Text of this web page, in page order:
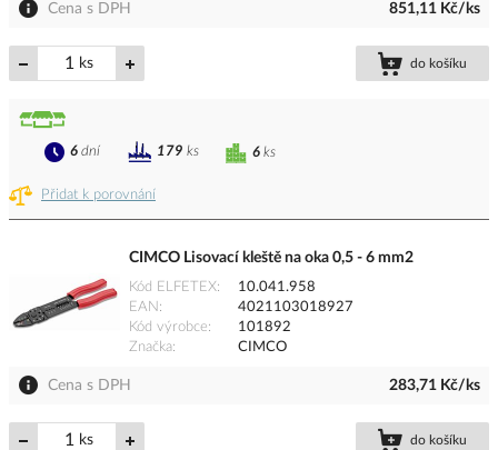
Cena s DPH 851,11 Kč/ks
ks do košíku
Přidat k porovnání
6 ks
6 dní 179 ks
CIMCO Lisovací kleště na oka 0,5 - 6 mm2
Kód ELFETEX
10.041.958
EAN
4021103018927
Kód výrobce
101892
Značka
CIMCO
Cena s DPH 283,71 Kč/ks
ks do košíku